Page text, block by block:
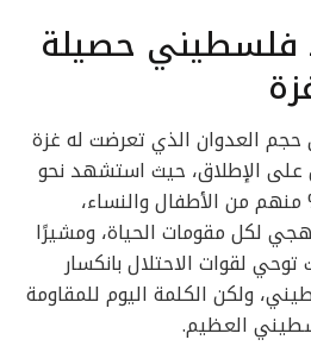
فلسطيني حصيلة
حجم العدوان الذي تعرضت له غزة
الإطلاق، حيث استشهد نحو
فلسطيني، و70% منهم من الأطفال والنساء،
لكل مقومات الحياة، ومشيرًا
لقوات الاحتلال بانكسار
ولكن الكلمة اليوم للمقاومة
العظيم.